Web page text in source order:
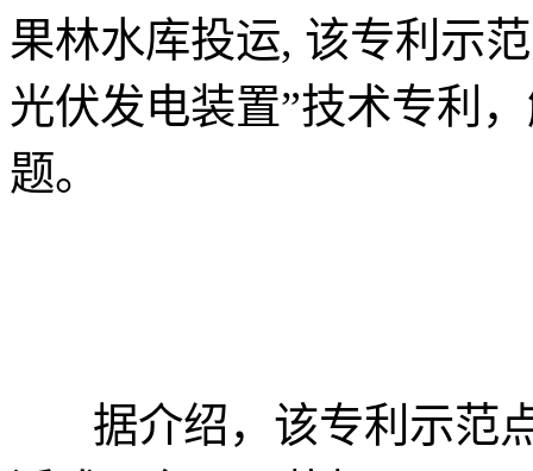
果林水库投运, 该专利示
光伏发电装置”技术专利
题。
据介绍，该专利示范点